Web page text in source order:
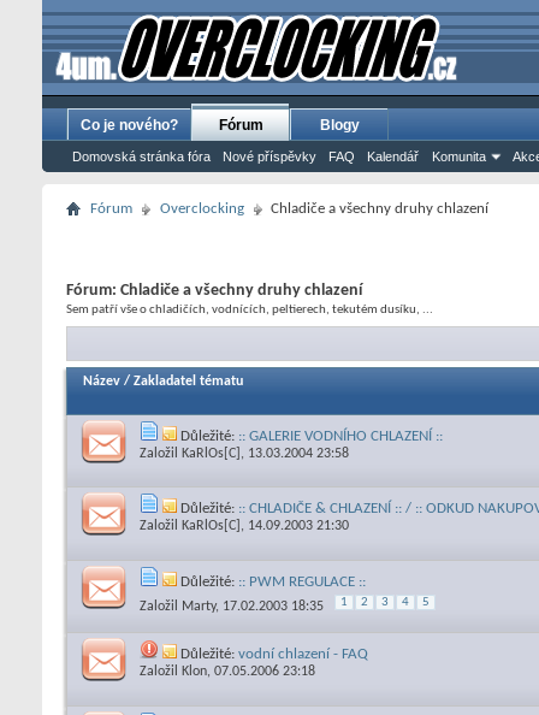
Co je nového? Fórum
Domovská stránka fóra Nové příspěvky FAQ Kalendář Komunita
Blogy
Fórum Overclocking Chladiče a všechny druhy chlazení
Fórum: Chladiče a všechny druhy chlazení
Sem patří vše o chladičích, vodnících, peltierech, tekutém dusíku, ...
Název / Zakladatel tématu
Důležité: :: GALERIE VODNÍHO CHLAZENÍ ::
Založil KaRlOs[C] , 13.03.2004 23:58
Důležité: :: CHLADIČE & CHLAZENÍ :: / :: ODKUD
Založil KaRlOs[C] , 14.09.2003 21:30
Důležité: :: PWM REGULACE ::
Založil Marty, 17.02.2003 18:35 1 2 3 4 5
Důležité: vodní chlazení - FAQ
Založil Klon, 07.05.2006 23:18